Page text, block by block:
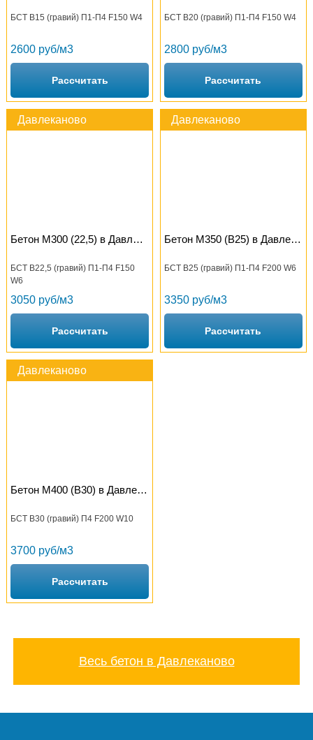
БСТ В15 (гравий) П1-П4 F150 W4
2600 руб/м3
Рассчитать
БСТ В20 (гравий) П1-П4 F150 W4
2800 руб/м3
Рассчитать
Давлеканово
Бетон М300 (22,5) в Давлеканово
БСТ В22,5 (гравий) П1-П4 F150
W6
3050 руб/м3
Рассчитать
Давлеканово
Бетон М350 (B25) в Давлеканово
БСТ В25 (гравий) П1-П4 F200 W6
3350 руб/м3
Рассчитать
Давлеканово
Бетон М400 (B30) в Давлеканово
БСТ В30 (гравий) П4 F200 W10
3700 руб/м3
Рассчитать
Весь бетон в Давлеканово